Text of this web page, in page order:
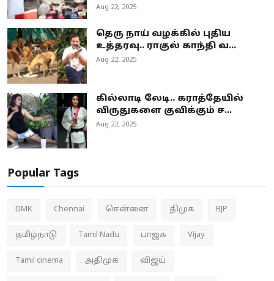
Aug 22, 2025
தெரு நாய் வழக்கில் புதிய
உத்தரவு.. ராகுல் காந்தி வ...
Aug 22, 2025
கில்லாடி லேடி.. கராத்தேயில்
விருதுகளை குவிக்கும் ச...
Aug 22, 2025
Popular Tags
DMK Chennai சென்னை திமுக BJP
தமிழ்நாடு Tamil Nadu பாஜக Vijay
Tamil cinema அதிமுக விஜய்